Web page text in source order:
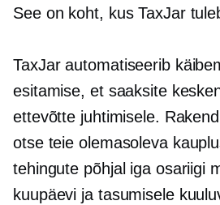
See on koht, kus TaxJar
TaxJar automatiseerib
esitamise, et saaksite
ettevõtte juhtimisele.
otse teie olemasoleva
tehingute põhjal iga osariigi
kuupäevi ja tasumisele